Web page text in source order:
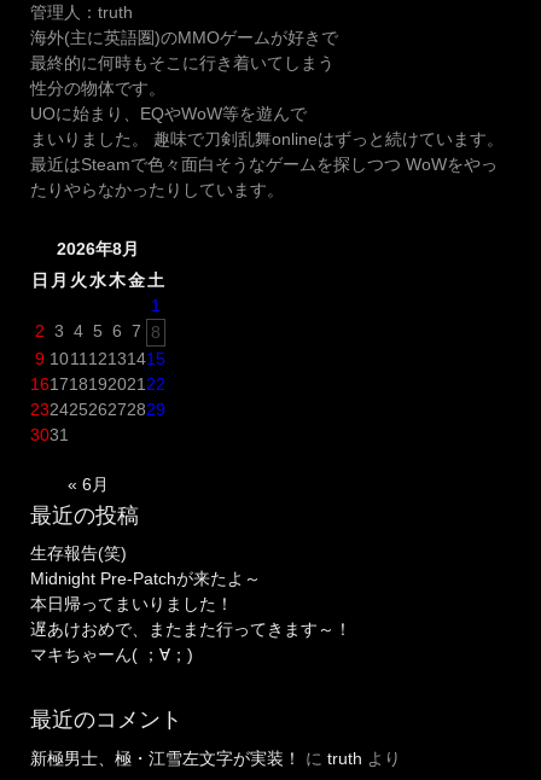
き
た
の
で
「ぽ
え」
始
め
し
た！”
管理人：truth
海外(主に英語圏)のMMOゲームが好きで
最終的に何時もそこに行き着いてしまう
性分の物体です。
UOに始まり、EQやWoW等を遊んで
まいりました。 趣味で刀剣乱舞onlineはずっと続けています。
最近はSteamで色々面白そうなゲームを探しつつ WoWをやっ
たりやらなかったりしています。
2026年8月
日 月 火水木金土
1
2 3 4 5 6 7
8
9 1011 12131415
161718192021 22
23242526272829
3031
« 6月
最近の投稿
生存報告(笑)
Midnight Pre-Patchが来たよ～
本日帰ってまいりました！
遅あけおめで、またまた行ってきます～！
マキちゃーん( ；∀；)
最近のコメント
新極男士、極・江雪左文字が実装！ に truth より